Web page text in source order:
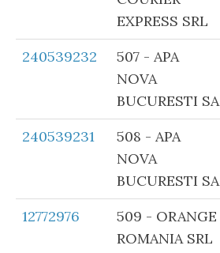
EXPRESS SRL
240539232
507 - APA
NOVA
BUCURESTI SA
240539231
508 - APA
NOVA
BUCURESTI SA
12772976
509 - ORANGE
ROMANIA SRL